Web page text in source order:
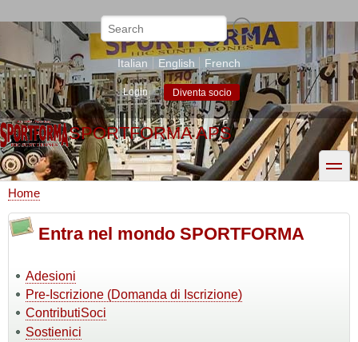
to
content
Search
Italian English French
Login Diventa socio
SPORTFORMA APS
toggle
Breadcrumb
Home
Entra nel mondo SPORTFORMA
Adesioni
Pre-Iscrizione (Domanda di Iscrizione)
ContributiSoci
Sostienici